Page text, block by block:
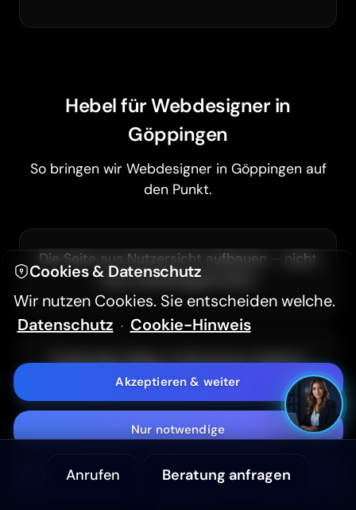
Hebel für Webdesigner in
Göppingen
So bringen wir Webdesigner in Göppingen auf
den Punkt.
Die Seite aus Nutzersicht aufbauen – nicht
nach Abteilungsstruktur
Eindeutige Wege zu Beratung, Angebot
oder Rückruf – ohne Umwege
Smartphone: kurze Wege statt endloser
Anrufen Beratung anfragen
Animationen pausieren
Hintergrundvideo ausblenden
AaSans Serif Schrift
Barrierefreiheitserklärung
Cookies & Datenschutz
Wir nutzen Cookies. Sie entscheiden welche.
Datenschutz · Cookie-Hinweis
Nur notwendige
Anpassen
Akzeptieren & weiter